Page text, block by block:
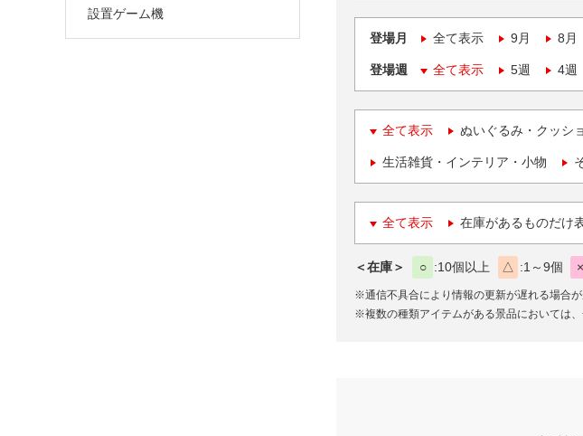
登場月 全て表示 9月 8月
登場週 全て表示 5週 4週
全て表示 ぬいぐるみ・クッシ
生活雑貨・インテリア・小物
全て表示 在庫があるものだけ
＜在庫＞ ○ 10個以上 △ 1～9個 ×
※通信不具合により情報の更新が遅れる場合が
※複数の種類アイテムがある景品においては
設置ゲーム機